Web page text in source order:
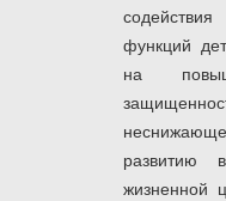
функций
на
развитию
жизненной